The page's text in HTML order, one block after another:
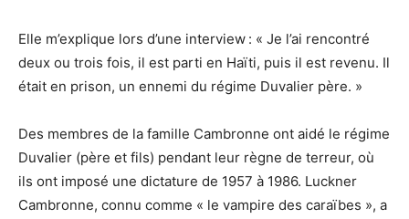
Elle m’explique lors d’une interview : « Je l’ai rencontré
deux ou trois fois, il est parti en Haïti, puis il est revenu. Il
était en prison, un ennemi du régime Duvalier père. »
Des membres de la famille Cambronne ont aidé le régime
Duvalier (père et fils) pendant leur règne de terreur, où
ils ont imposé une dictature de 1957 à 1986. Luckner
Cambronne, connu comme « le vampire des caraïbes », a